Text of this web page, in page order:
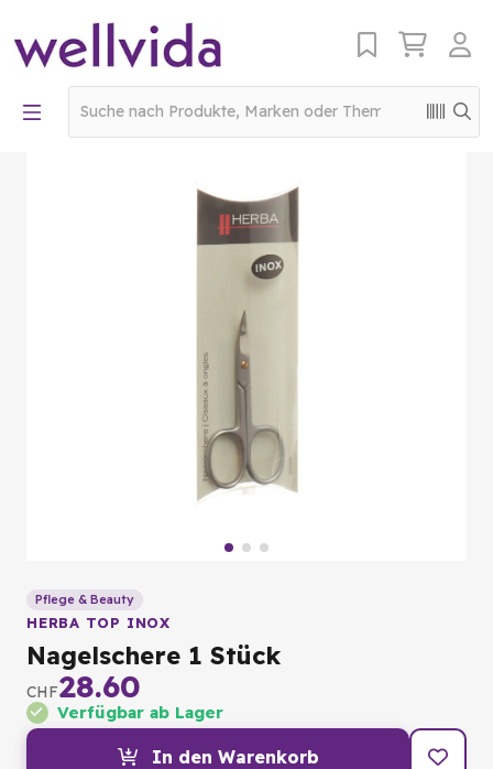
Pflege & Beauty
HERBA TOP INOX
Nagelschere 1 Stück
CHF28.60
Verfügbar ab Lager
In den Warenkorb